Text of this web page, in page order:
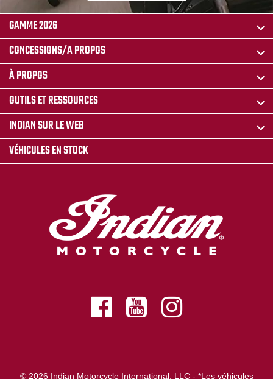
GAMME 2026
CONCESSIONS/A PROPOS
À PROPOS
OUTILS ET RESSOURCES
INDIAN SUR LE WEB
VÉHICULES EN STOCK
© 2026 Indian Motorcycle International, LLC - *Les véhicules